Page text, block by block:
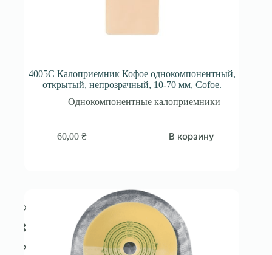
4005С Калоприемник Кофое однокомпонентный,
открытый, непрозрачный, 10-70 мм, Cofoe.
Однокомпонентные калоприемники
60,00₴ В корзину